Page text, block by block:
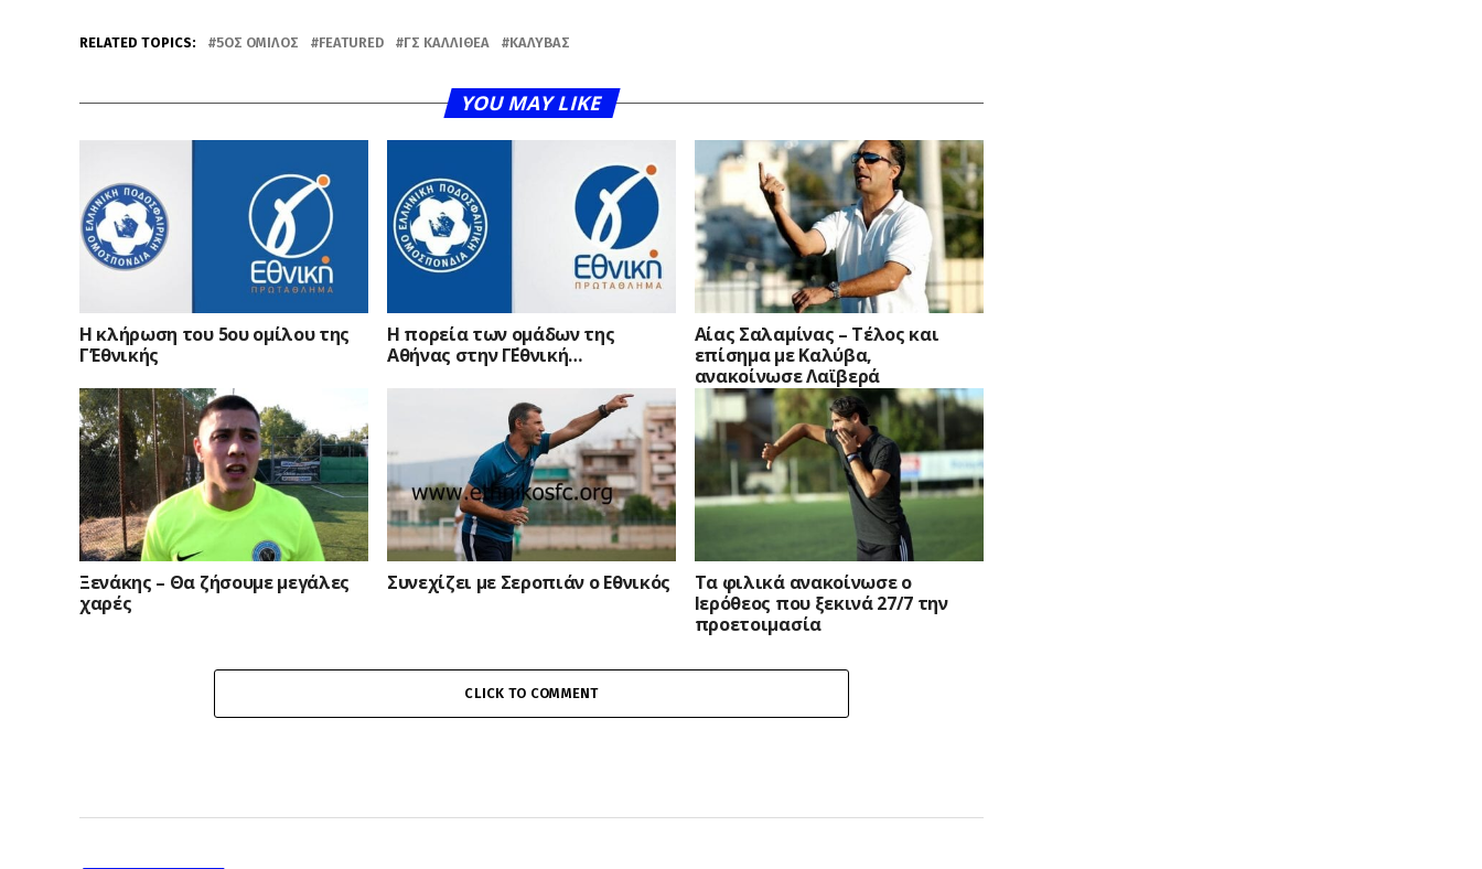
RELATED TOPICS: 5ΟΣ ΌΜΙΛΟΣ FEATURED ΓΣ ΚΑΛΛΙΘΈΑ ΚΑΛΎΒΑΣ
YOU MAY LIKE
Η κλήρωση του 5ου ομίλου της
Γ’Εθνικής
Η πορεία των ομάδων της
Αθήνας στην Γ΄Εθνική…
Αίας Σαλαμίνας – Τέλος και
επίσημα με Καλύβα,
ανακοίνωσε Λαϊβερά
Ξενάκης – Θα ζήσουμε μεγάλες
χαρές
Συνεχίζει με Σεροπιάν ο Εθνικός
Τα φιλικά ανακοίνωσε ο
Ιερόθεος που ξεκινά 27/7 την
προετοιμασία
CLICK TO COMMENT